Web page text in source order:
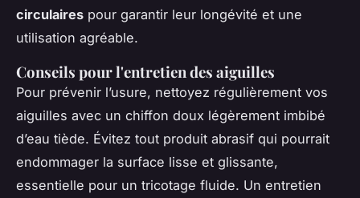
circulaires pour garantir leur longévité et une
utilisation agréable.
Conseils pour l'entretien des aiguilles
Pour prévenir l’usure, nettoyez régulièrement vos
aiguilles avec un chiffon doux légèrement imbibé
d’eau tiède. Évitez tout produit abrasif qui pourrait
endommager la surface lisse et glissante,
essentielle pour un tricotage fluide. Un entretien